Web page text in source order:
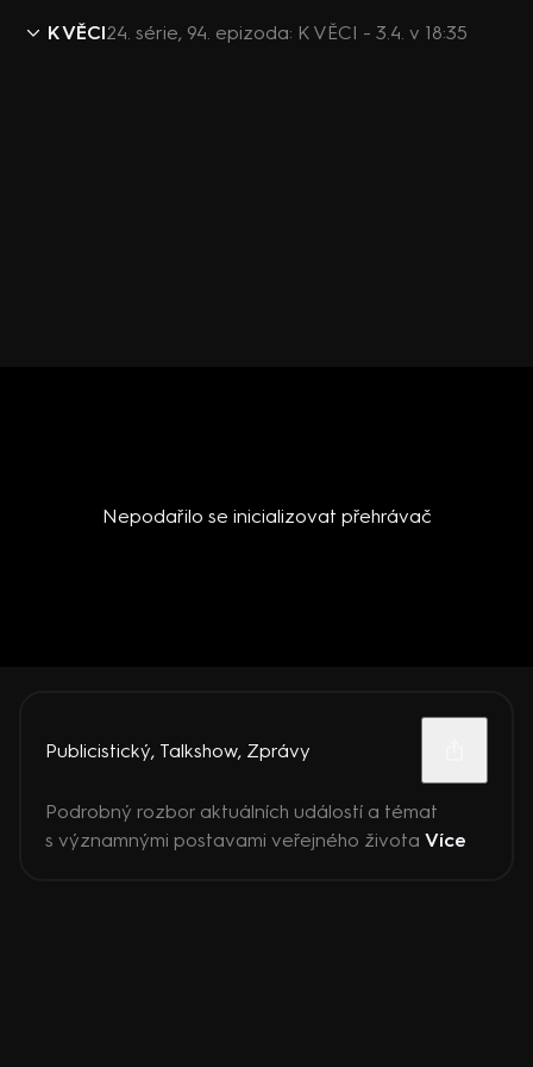
K VĚCI24. série, 94. epizoda: K VĚCI - 3.4. v 18:35
Nepodařilo se inicializovat přehrávač
Publicistický, Talkshow, Zprávy
Podrobný rozbor aktuálních událostí a témat
s významnými postavami veřejného života Více